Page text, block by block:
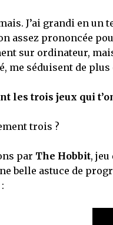
J’ai grandi en un
assez prononcée
sur ordinateur,
me séduisent de plus
les trois jeux qui
trois ?
par The Hobbit, jeu
belle astuce de